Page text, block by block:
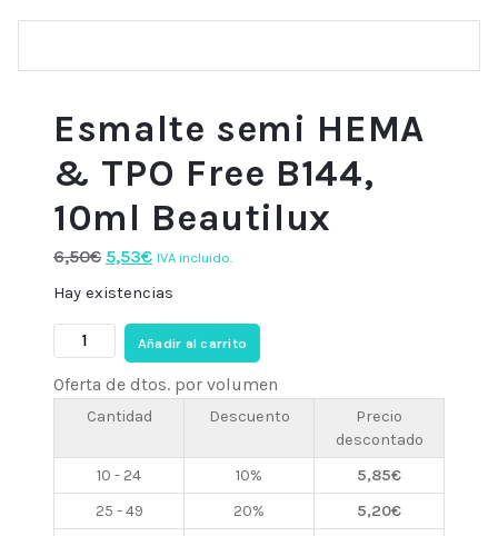
Esmalte semi HEMA
& TPO Free B144,
10ml Beautilux
6,50€ El
precio
era:
6,50€.
5,53€El
precio
es:
5,53€.
IVA incluido.
Hay existencias
Esmalte
semi
HEMA
B144,
Añadir al carrito
Oferta de dtos. por volumen
Cantidad Descuento
Precio
descontado
10 - 24
10% 5,85€
25 - 49
20% 5,20€